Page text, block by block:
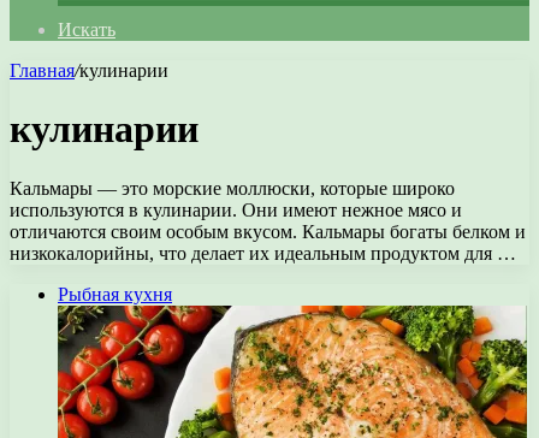
Искать
Главная/кулинарии
кулинарии
Кальмары — это морские моллюски, которые широко
используются в кулинарии. Они имеют нежное мясо и
отличаются своим особым вкусом. Кальмары богаты белком и
низкокалорийны, что делает их идеальным продуктом для …
Рыбная кухня